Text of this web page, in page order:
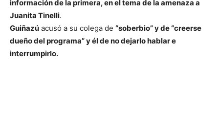
información de la primera, en el tema de la amenaza a
Juanita Tinelli.
Guiñazú acusó a su colega de “soberbio” y de “creerse
dueño del programa” y él de no dejarlo hablar e
interrumpirlo.